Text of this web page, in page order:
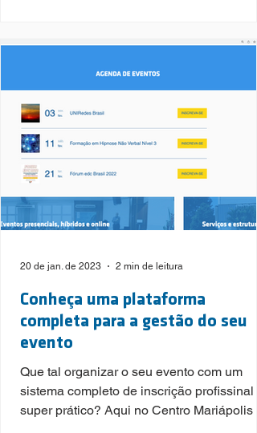
Conheça uma plataforma
completa para a gestão do seu
evento
Que tal organizar o seu evento com um
sistema completo de inscrição profissinal e
super prático? Aqui no Centro Mariápolis é
20 de jan. de 2023 2 min de leitura